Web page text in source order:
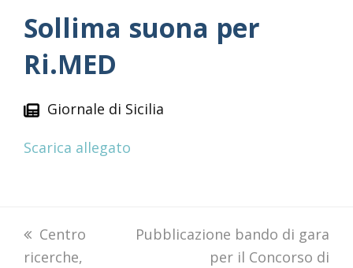
Sollima suona per
Ri.MED
Giornale di Sicilia
Scarica allegato
previous
post:
Centro
ricerche,
next
Pubblicazione bando di gara
per il Concorso di